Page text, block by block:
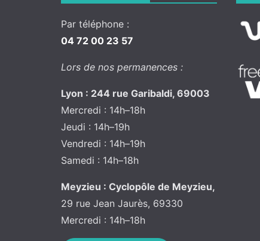
Par téléphone :
04 72 00 23 57
Lors de nos permanences :
Lyon : 244 rue Garibaldi, 69003
Mercredi : 14h–18h
Jeudi : 14h–19h
Vendredi : 14h–19h
Samedi : 14h–18h
Meyzieu : Cyclopôle de Meyzieu,
29 rue Jean Jaurès, 69330
Mercredi : 14h–18h